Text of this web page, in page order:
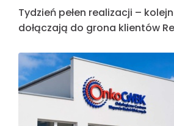
Tydzień pełen realizacji –
dołączają do grona klientów